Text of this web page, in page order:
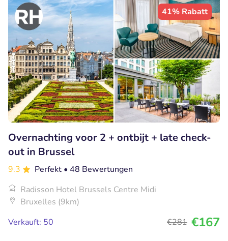
41% Rabatt
Overnachting voor 2 + ontbijt + late check-
out in Brussel
9.3 Perfekt • 48 Bewertungen
Radisson Hotel Brussels Centre Midi
Bruxelles (9km)
Verkauft: 50
€281 €167